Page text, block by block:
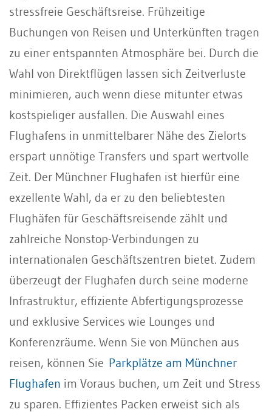
stressfreie Geschäftsreise. Frühzeitige
Buchungen von Reisen und Unterkünften tragen
zu einer entspannten Atmosphäre bei. Durch die
Wahl von Direktflügen lassen sich Zeitverluste
minimieren, auch wenn diese mitunter etwas
kostspieliger ausfallen. Die Auswahl eines
Flughafens in unmittelbarer Nähe des Zielorts
erspart unnötige Transfers und spart wertvolle
Zeit. Der Münchner Flughafen ist hierfür eine
exzellente Wahl, da er zu den beliebtesten
Flughäfen für Geschäftsreisende zählt und
zahlreiche Nonstop-Verbindungen zu
internationalen Geschäftszentren bietet. Zudem
überzeugt der Flughafen durch seine moderne
Infrastruktur, effiziente Abfertigungsprozesse
und exklusive Services wie Lounges und
Konferenzräume. Wenn Sie von München aus
reisen, können Sie Parkplätze am Münchner
Flughafen im Voraus buchen, um Zeit und Stress
zu sparen. Effizientes Packen erweist sich als